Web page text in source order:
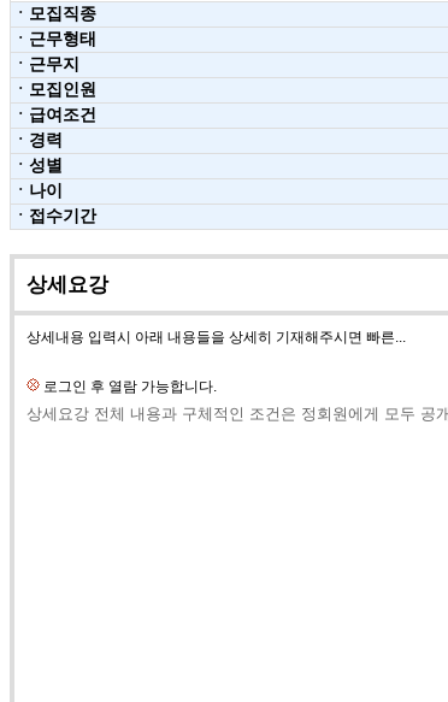
ㆍ모집직종
ㆍ근무형태
ㆍ근무지
ㆍ모집인원
ㆍ급여조건
ㆍ경력
ㆍ성별
ㆍ나이
ㆍ접수기간
상세요강
상세내용 입력시 아래 내용들을 상세히 기재해주시면 빠른...
로그인 후 열람 가능합니다.
상세요강 전체 내용과 구체적인 조건은 정회원에게 모두 공